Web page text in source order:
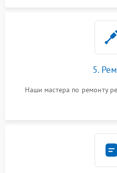
5.
Наши мастера по ремонту